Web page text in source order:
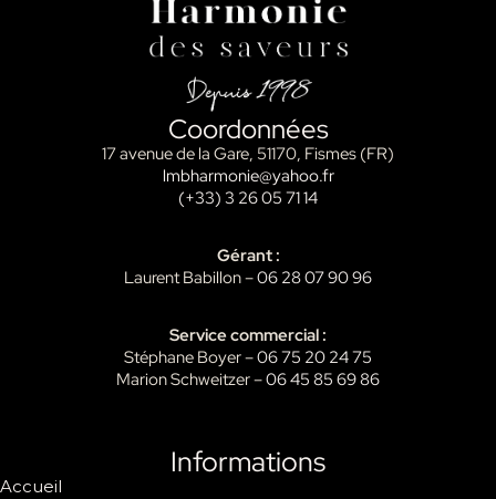
Coordonnées
17 avenue de la Gare, 51170, Fismes (FR)
lmbharmonie@yahoo.fr
(+33) 3 26 05 71 14
Gérant :
Laurent Babillon –06 28 07 90 96
Service commercial :
Stéphane Boyer –06 75 20 24 75
Marion Schweitzer –06 45 85 69 86
Informations
Accueil